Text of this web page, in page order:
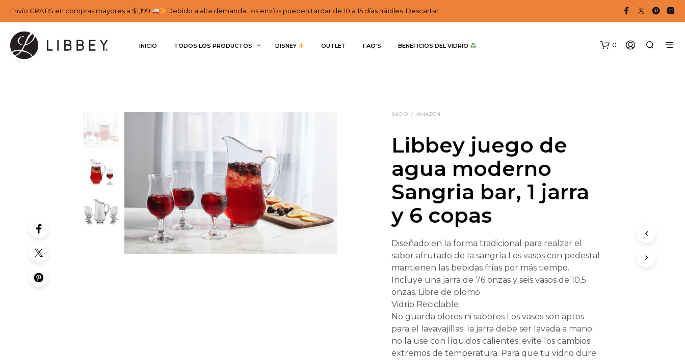
Envío GRATIS en compras mayores a $1,199 Debido a alta demanda, los envíos pueden tardar de 10 a 15 días hábiles. Descartar
INICIO TODOS LOS PRODUCTOS DISNEY OUTLET FAQ’S BENEFICIOS DEL VIDRIO 0
INICIO / AMAZON
Libbey juego de
agua moderno
Sangria bar, 1 jarra
y 6 copas
Diseñado en la forma tradicional para realzar el
sabor afrutado de la sangría Los vasos con pedestal
mantienen las bebidas frías por más tiempo.
Incluye una jarra de 76 onzas y seis vasos de 10,5
onzas. Libre de plomo
Vidrio Reciclable
No guarda olores ni sabores Los vasos son aptos
para el lavavajillas; la jarra debe ser lavada a mano;
no la use con líquidos calientes; evite los cambios
extremos de temperatura. Para que tu vidrio dure